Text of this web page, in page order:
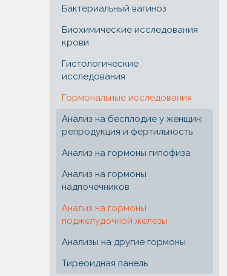
Бактериальный вагиноз
Биохимические исследования
крови
Гистологические
исследования
Гормональные исследования
Анализ на бесплодие у женщин:
репродукция и фертильность
Анализ на гормоны гипофиза
Анализ на гормоны
надпочечников
Анализ на гормоны
поджелудочной железы
Анализы на другие гормоны
Тиреоидная панель